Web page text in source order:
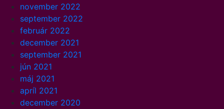
november 2022
september 2022
február 2022
december 2021
september 2021
jún 2021
máj 2021
apríl 2021
december 2020